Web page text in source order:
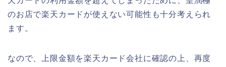
のお店で楽天カードが使えない可能性も十分考えられ
ます。
なので、上限金額を楽天カード会社に確認の上、再度